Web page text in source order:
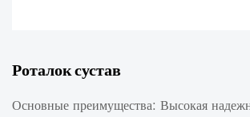
Роталок сустав
Основные преимущества: Высокая надежность: